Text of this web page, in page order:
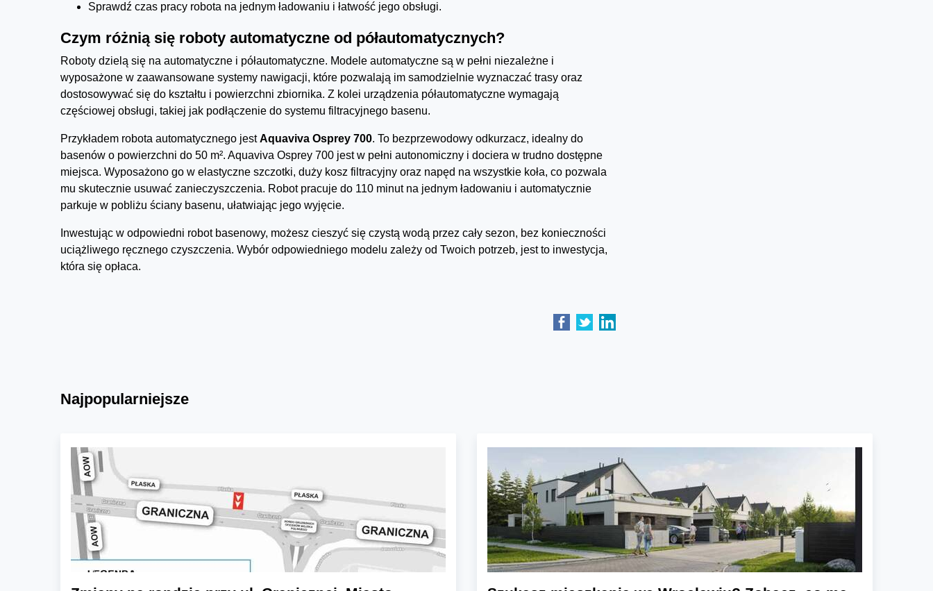
Sprawdź czas pracy robota na jednym ładowaniu i łatwość jego obsługi.
Czym różnią się roboty automatyczne od półautomatycznych?
Roboty dzielą się na automatyczne i półautomatyczne. Modele automatyczne są w pełni niezależne i
wyposażone w zaawansowane systemy nawigacji, które pozwalają im samodzielnie wyznaczać trasy oraz
dostosowywać się do kształtu i powierzchni zbiornika. Z kolei urządzenia półautomatyczne wymagają
częściowej obsługi, takiej jak podłączenie do systemu filtracyjnego basenu.
Przykładem robota automatycznego jestAquaviva Osprey 700. To bezprzewodowy odkurzacz, idealny do
basenów o powierzchni do 50 m². Aquaviva Osprey 700 jest w pełni autonomiczny i dociera w trudno dostępne
miejsca. Wyposażono go w elastyczne szczotki, duży kosz filtracyjny oraz napęd na wszystkie koła, co pozwala
mu skutecznie usuwać zanieczyszczenia. Robot pracuje do 110 minut na jednym ładowaniu i automatycznie
parkuje w pobliżu ściany basenu, ułatwiając jego wyjęcie.
Inwestując w odpowiedni robot basenowy, możesz cieszyć się czystą wodą przez cały sezon, bez konieczności
uciążliwego ręcznego czyszczenia. Wybór odpowiedniego modelu zależy od Twoich potrzeb, jest to inwestycja,
która się opłaca.
Najpopularniejsze